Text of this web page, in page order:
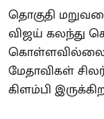
தொகுதி
விஜய் கலந்து
மேதாவிகள்
கிளம்பி